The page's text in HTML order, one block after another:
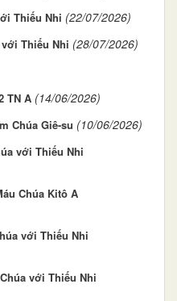
Thiếu Nhi (22/07/2026)
Thiếu Nhi (28/07/2026)
TN A (14/06/2026)
Chúa Giê-su (10/06/2026)
với Thiếu Nhi
Chúa Kitô A
với Thiếu Nhi
với Thiếu Nhi